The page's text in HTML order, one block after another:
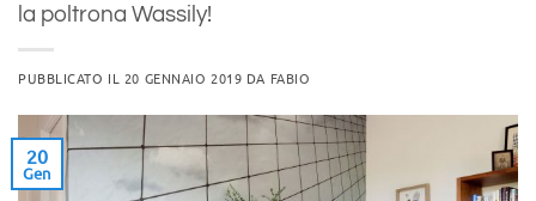
la poltrona Wassily!
PUBBLICATO IL 20 GENNAIO 2019 DA FABIO
20
Gen